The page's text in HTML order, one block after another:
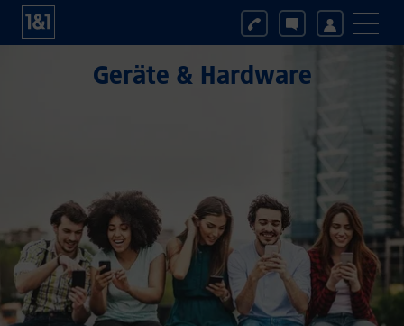
Geräte & Hardware